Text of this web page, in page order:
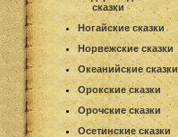
сказки
Ногайские сказки
Норвежские сказки
Океанийские сказки
Орокские сказки
Орочские сказки
Осетинские сказки